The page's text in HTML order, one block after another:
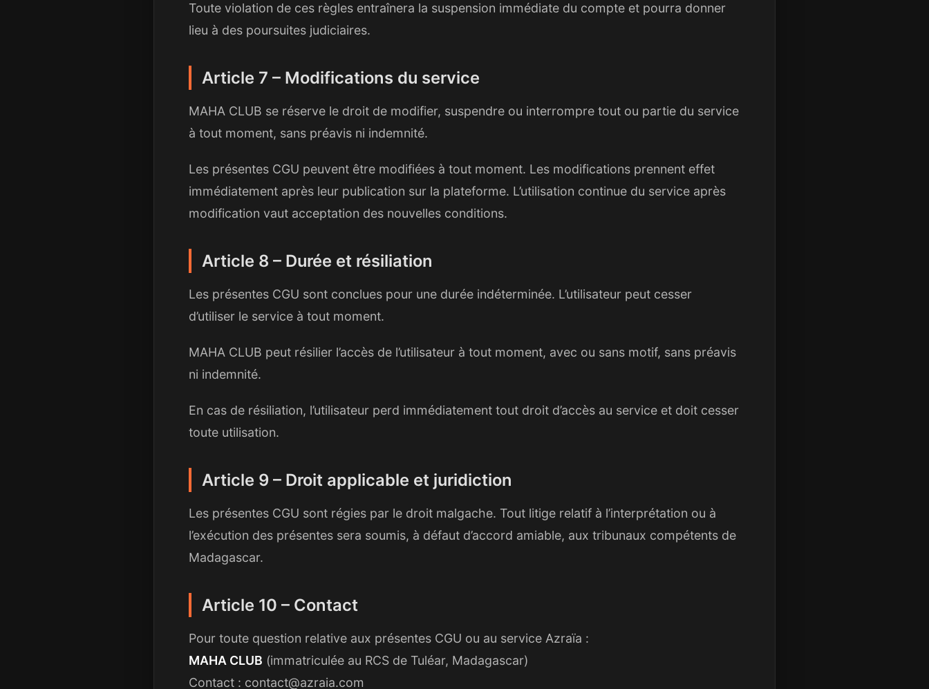
Toute violation de ces règles entraînera la suspension immédiate du compte et pourra donner
lieu à des poursuites judiciaires.
Article 7 – Modifications du service
MAHA CLUB se réserve le droit de modifier, suspendre ou interrompre tout ou partie du service
à tout moment, sans préavis ni indemnité.
Les présentes CGU peuvent être modifiées à tout moment. Les modifications prennent effet
immédiatement après leur publication sur la plateforme. L’utilisation continue du service après
modification vaut acceptation des nouvelles conditions.
Article 8 – Durée et résiliation
Les présentes CGU sont conclues pour une durée indéterminée. L’utilisateur peut cesser
d’utiliser le service à tout moment.
MAHA CLUB peut résilier l’accès de l’utilisateur à tout moment, avec ou sans motif, sans préavis
ni indemnité.
En cas de résiliation, l’utilisateur perd immédiatement tout droit d’accès au service et doit cesser
toute utilisation.
Article 9 – Droit applicable et juridiction
Les présentes CGU sont régies par le droit malgache. Tout litige relatif à l’interprétation ou à
l’exécution des présentes sera soumis, à défaut d’accord amiable, aux tribunaux compétents de
Madagascar.
Article 10 – Contact
Pour toute question relative aux présentes CGU ou au service Azraïa :
MAHA CLUB (immatriculée au RCS de Tuléar, Madagascar)
Contact : contact@azraia.com